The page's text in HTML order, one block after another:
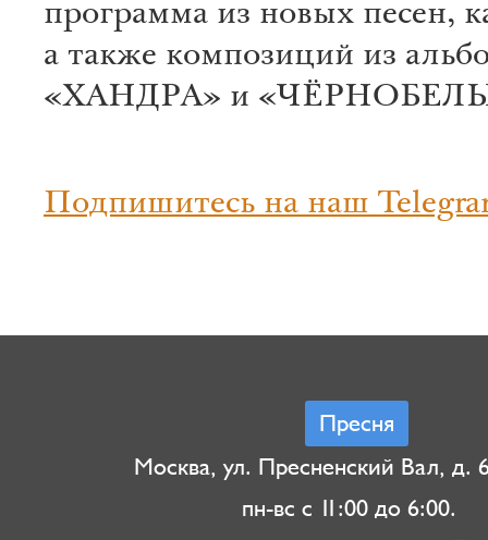
программа из новых песен,
а также композиций из
«ХАНДРА» и
Подпишитесь на наш
Пресня
Москва, ул. Пресненский Вал, д.
пн-вс с 11:00 до 6:00.